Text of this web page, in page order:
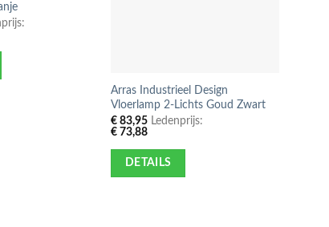
Arras Industrieel Design
Vloerlamp 2-Lichts Goud Zwart
€ 83,95 Ledenprijs:
€ 73,88
DETAILS